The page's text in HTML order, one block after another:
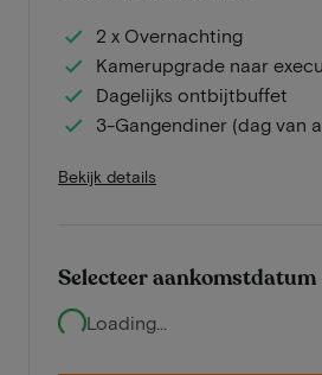
2 x Overnachting
Kamerupgrade naar
Dagelijks ontbijtbuffet
3-Gangendiner (dag van
Bekijk details
Selecteer aankomstdatum
Loading...